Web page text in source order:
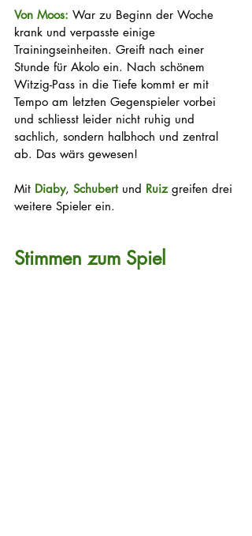
Von Moos: War zu Beginn der Woche
krank und verpasste einige
Trainingseinheiten. Greift nach einer
Stunde für Akolo ein. Nach schönem
Witzig-Pass in die Tiefe kommt er mit
Tempo am letzten Gegenspieler vorbei
und schliesst leider nicht ruhig und
sachlich, sondern halbhoch und zentral
ab. Das wärs gewesen!
Mit Diaby, Schubert und Ruiz greifen drei
weitere Spieler ein.
Stimmen zum Spiel